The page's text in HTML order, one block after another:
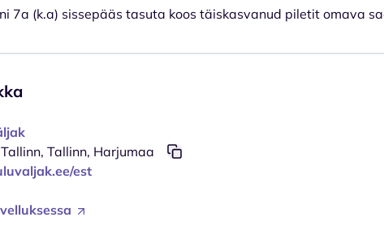
7a (k.a) sissepääs tasuta koos täiskasvanud piletit omava
Tallinn, Harjumaa
est